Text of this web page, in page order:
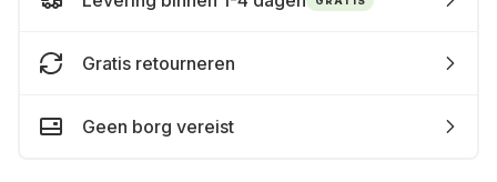
Gratis retourneren
Geen borg vereist